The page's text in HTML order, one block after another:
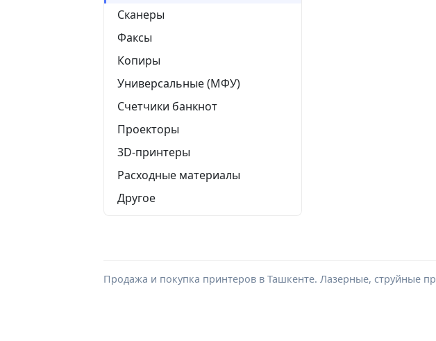
Сканеры
Факсы
Копиры
Универсальные (МФУ)
Счетчики банкнот
Проекторы
3D-принтеры
Расходные материалы
Другое
Продажа и покупка принтеров в Ташкенте. Лазерные, струйные